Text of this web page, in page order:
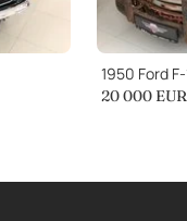
1950 Ford
20 000 EUR